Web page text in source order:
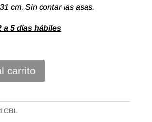
cm. Sin contar las asas.
a 5 días hábiles
carrito